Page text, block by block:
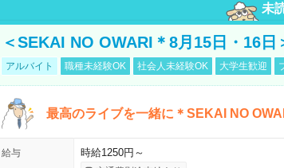
未
＜SEKAI NO OWARI＊8月15日・16
アルバイト 職種未経験OK 社会人未経験OK 大学生歓迎
最高のライブを一緒に＊SEKAI NO
給与 時給1250円～